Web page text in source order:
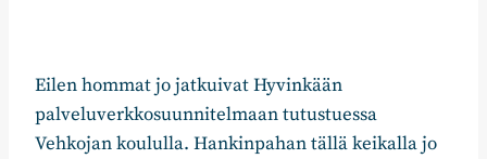
Eilen hommat jo jatkuivat Hyvinkään
palveluverkkosuunnitelmaan tutustuessa
Vehkojan koululla. Hankinpahan tällä keikalla jo